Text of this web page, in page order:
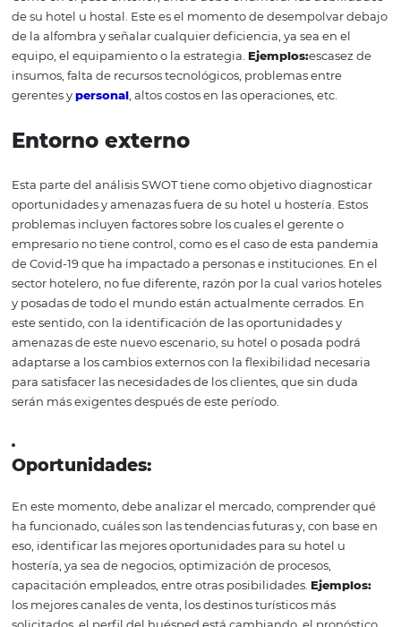
En el entorno interno, es necesario tener en cuenta las
y debilidades de su hotel u hostería. Para esto,
demanda del mercado y las características de los
¿Qué puede hacer muy bien su hotel y cuáles son sus
Fortalezas:
Enumere todos los factores internos de su hotel o
diferencian de la competencia, como sus diferencias, ya
servicios o atención.Ejemplos:ubicación, excelencia en
servicio, buena reputación en el mercado, principales
proveedores, etc.
Debilidades:
de su hotel u hostal. Este es el momento de
de la alfombra y señalar cualquier deficiencia, ya sea en
equipo, el equipamiento o la estrategia.Ejemplos:
insumos, falta de recursos tecnológicos, problemas
gerentes ypersonal, altos costos en las operaciones, etc.